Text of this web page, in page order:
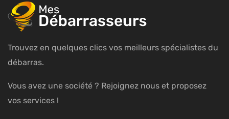
Trouvez en quelques clics vos meilleurs spécialistes du
débarras.
Vous avez une société ? Rejoignez nous et proposez
vos services !